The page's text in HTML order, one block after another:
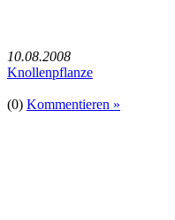
10.08.2008
Knollenpflanze
(0) Kommentieren »